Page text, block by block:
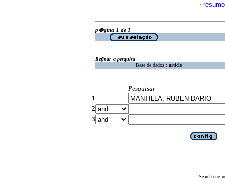
·
p�gina 1 de 1
Refinar a pesquisa
Base de dados : article
Pesquisar
1
2
3
Search